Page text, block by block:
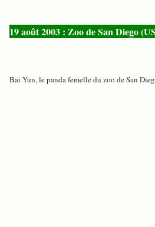
19 août 2003 : Zoo de San Diego
Bai Yun, le panda femelle du zoo de San